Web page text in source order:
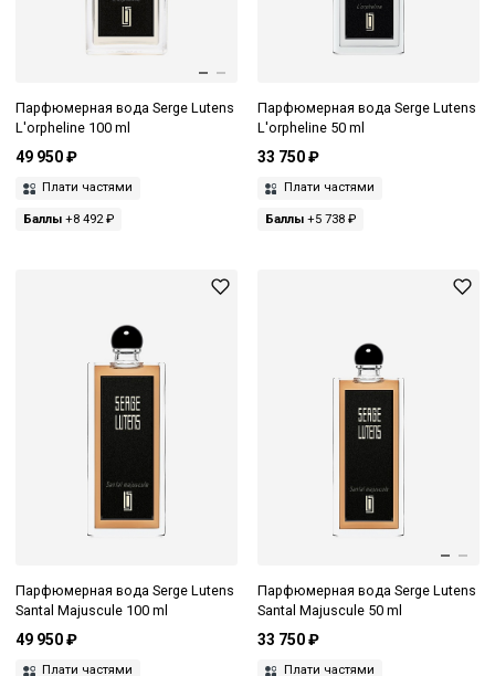
Парфюмерная вода Serge Lutens
L'orpheline 100 ml
49 950 ₽
Плати частями
Баллы +8 492 ₽
Парфюмерная вода Serge Lutens
L'orpheline 50 ml
33 750 ₽
Плати частями
Баллы+5 738 ₽
Парфюмерная вода Serge Lutens
Santal Majuscule 100 ml
49 950 ₽
Плати частями
Парфюмерная вода Serge Lutens
Santal Majuscule 50 ml
33 750 ₽
Плати частями